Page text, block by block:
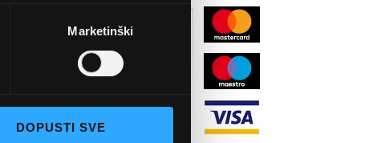
Marketinški
DOPUSTI SVE